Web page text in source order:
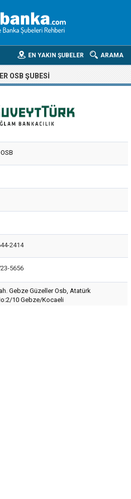
ARAMA
EN YAKIN ŞUBELER
OSB ŞUBESI
2414
5656
Gebze Güzeller Osb, Atatürk
10 Gebze/Kocaeli